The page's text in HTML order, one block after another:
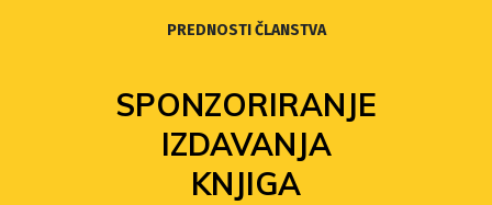
PREDNOSTI ČLANSTVA
SPONZORIRANJE
IZDAVANJA
KNJIGA